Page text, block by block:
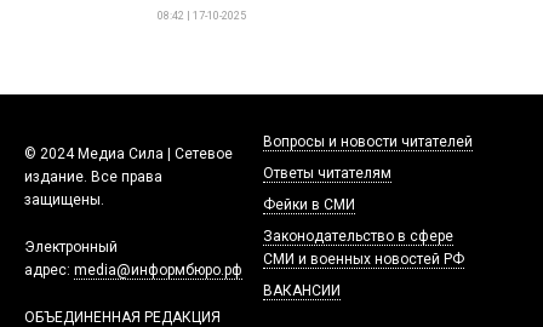
08:42 | 17-10-2025
© 2024 Медиа Сила | Сетевое
издание. Все права
защищены.
Электронный
адрес: media@информбюро.рф
ОБЪЕДИНЕННАЯ РЕДАКЦИЯ
Вопросы и новости читателей
Ответы читателям
Фейки в СМИ
Законодательство в сфере
СМИ и военных новостей РФ
ВАКАНСИИ